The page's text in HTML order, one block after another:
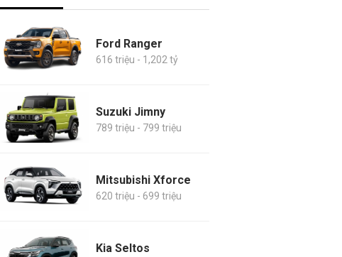
Ford Ranger
616 triệu - 1,202 tỷ
Suzuki Jimny
789 triệu - 799 triệu
Mitsubishi Xforce
620 triệu - 699 triệu
Kia Seltos